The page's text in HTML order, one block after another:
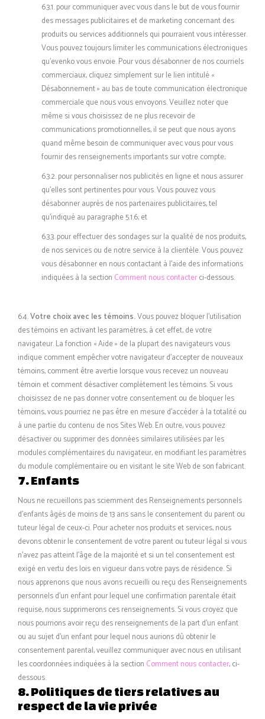
6.3.1. pour communiquer avec vous dans le but de vous fournir
des messages publicitaires et de marketing concernant des
produits ou services additionnels qui pourraient vous intéresser.
Vous pouvez toujours limiter les communications électroniques
qu'evenko vous envoie. Pour vous désabonner de nos courriels
commerciaux, cliquez simplement sur le lien intitulé «
Désabonnement » au bas de toute communication électronique
commerciale que nous vous envoyons. Veuillez noter que
même si vous choisissez de ne plus recevoir de
communications promotionnelles, il se peut que nous ayons
quand même besoin de communiquer avec vous pour vous
fournir des renseignements importants sur votre compte;
6.3.2. pour personnaliser nos publicités en ligne et nous assurer
qu’elles sont pertinentes pour vous. Vous pouvez vous
désabonner auprès de nos partenaires publicitaires, tel
qu’indiqué au paragraphe 5.1.6; et
6.3.3. pour effectuer des sondages sur la qualité de nos produits,
de nos services ou de notre service à la clientèle. Vous pouvez
vous désabonner en nous contactant à l’aide des informations
indiquées à la section Comment nous contacterci-dessous.
6.4.Votre choix avec les témoins.Vous pouvez bloquer l’utilisation
des témoins en activant les paramètres, à cet effet, de votre
navigateur. La fonction « Aide » de la plupart des navigateurs vous
indique comment empêcher votre navigateur d’accepter de nouveaux
témoins, comment être avertie lorsque vous recevez un nouveau
témoin et comment désactiver complètement les témoins. Si vous
choisissez de ne pas donner votre consentement ou de bloquer les
témoins, vous pourriez ne pas être en mesure d’accéder à la totalité ou
à une partie du contenu de nos Sites Web. En outre, vous pouvez
désactiver ou supprimer des données similaires utilisées par les
modules complémentaires du navigateur, en modifiant les paramètres
du module complémentaire ou en visitant le site Web de son fabricant.
7. Enfants
Nous ne recueillons pas sciemment des Renseignements personnels
d’enfants âgés de moins de 13 ans sans le consentement du parent ou
tuteur légal de ceux-ci. Pour acheter nos produits et services, nous
devons obtenir le consentement de votre parent ou tuteur légal si vous
n’avez pas atteint l’âge de la majorité et si un tel consentement est
exigé en vertu des lois en vigueur dans votre pays de résidence. Si
nous apprenons que nous avons recueilli ou reçu des Renseignements
personnels d’un enfant pour lequel une confirmation parentale était
requise, nous supprimerons ces renseignements. Si vous croyez que
nous pourrions avoir reçu des renseignements de la part d’un enfant
ou au sujet d’un enfant pour lequel nous aurions dû obtenir le
consentement parental, veuillez communiquer avec nous en utilisant
les coordonnées indiquées à la section Comment nous contacter, ci-
dessous.
8. Politiques de tiers relatives au
respect de la vie privée